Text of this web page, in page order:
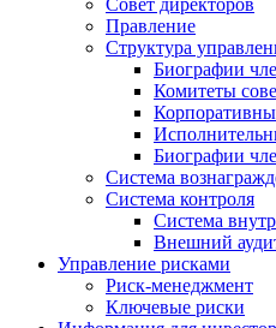
Совет директоров
Правление
Структура
Биографии
Комитеты
Биографии
Система
Система контроля
Система
Внешний
Управление рисками
Риск-менеджмент
Ключевые риски